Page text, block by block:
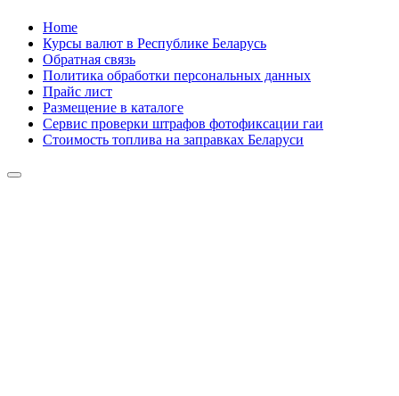
Skip
content
Home
Курсы валют в Республике Беларусь
Обратная связь
Политика обработки персональных данных
Прайс лист
Размещение в каталоге
Сервис проверки штрафов фотофиксации гаи
Стоимость топлива на заправках Беларуси